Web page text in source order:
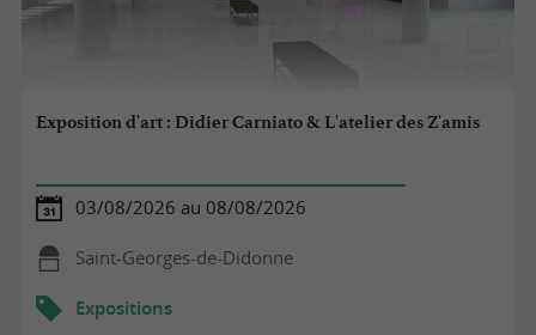
Exposition d'art : Didier Carniato & L'atelier des Z'amis
03/08/2026 au 08/08/2026
Saint-Georges-de-Didonne
Expositions